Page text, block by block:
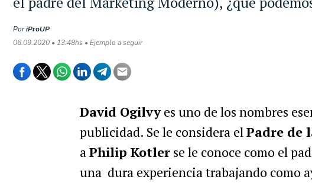
PoriProUP
06.09.2020 • 13:48hs • Ejemplo a seguir
David Ogilvyes uno de los nombres
publicidad. Se le considera elPadre de
aPhilip Kotlerse le conoce como el
una dura experiencia trabajando como